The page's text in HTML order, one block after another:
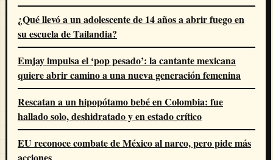
¿Qué llevó a un adolescente de 14 años a abrir fuego en
su escuela de Tailandia?
Emjay impulsa el ‘pop pesado’: la cantante mexicana
quiere abrir camino a una nueva generación femenina
Rescatan a un hipopótamo bebé en Colombia: fue
hallado solo, deshidratado y en estado crítico
EU reconoce combate de México al narco, pero pide más
acciones